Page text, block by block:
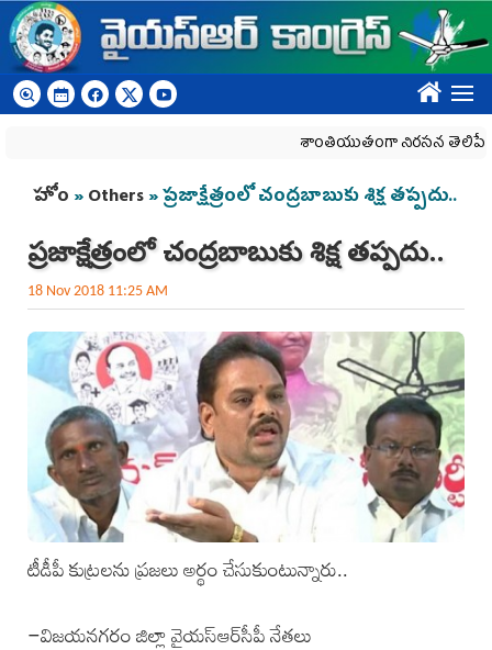
Skip to main content
????
శాంతియుతంగా నిరసన తెలిపే
You are here
హోం »Others» ప్రజాక్షేత్రంలో చంద్రబాబుకు శిక్ష తప్పదు..
ప్రజాక్షేత్రంలో చంద్రబాబుకు శిక్ష తప్పదు..
18 Nov 2018 11:25 AM
టీడీపీ కుట్రలను ప్రజలు అర్థం చేసుకుంటున్నారు..
–విజయనగరం జిల్లా వైయస్‌ఆర్‌సీపీ నేతలు